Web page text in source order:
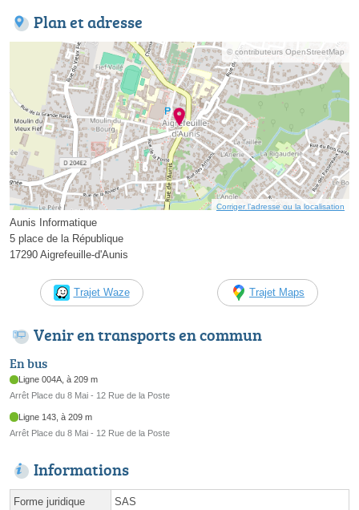
Plan et adresse
© contributeurs OpenStreetMap
Corriger l’adresse ou la localisation
Aunis Informatique
5 place de la République
17290 Aigrefeuille-d'Aunis
Trajet Waze Trajet Maps
Venir en transports en commun
En bus
Ligne 004A, à 209 m
Arrêt Place du 8 Mai - 12 Rue de la Poste
Ligne 143, à 209 m
Arrêt Place du 8 Mai - 12 Rue de la Poste
Informations
Forme juridique SAS